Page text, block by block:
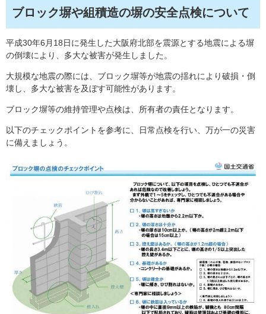
ブロック塀や組積造の塀の安全点検について
平成30年6月18日に発生した大阪府北部を震源とする地震による塀
の倒壊により、多大な被害が発生しました。
大規模な地震の際には、ブロック塀等が地震の揺れにより破損・倒
壊し、多大な被害を及ぼす可能性があります。
ブロック塀等の維持管理や点検は、所有者の責任となります。
以下のチェックポイントを参考に、日常点検を行い、万が一の災害
に備えましょう。